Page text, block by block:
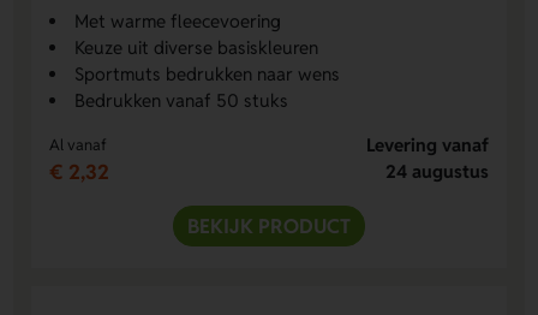
Met warme fleecevoering
Keuze uit diverse basiskleuren
Sportmuts bedrukken naar wens
Bedrukken vanaf 50 stuks
Al vanaf
€ 2,32
Levering vanaf
24 augustus
BEKIJK PRODUCT